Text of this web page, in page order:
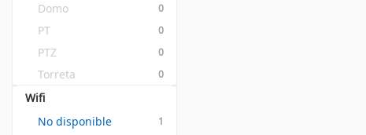
Domo 0
PT 0
PTZ 0
Torreta 0
Wifi
No disponible
1